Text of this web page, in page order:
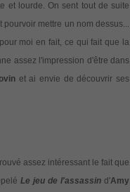
et lourde. On sent tout de suite
mettre un nom dessus...
moi en fait, ce qui fait que la
assez l'impression d'être dans
et ai envie de découvrir ses
assez intéressant le fait que
Le jeu de l'assassin d'Amy